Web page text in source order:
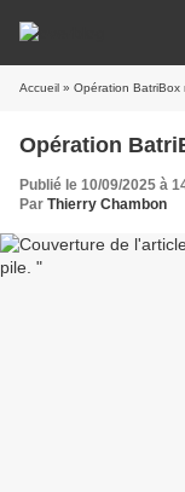
Accueil » Opération BatriBox
Opération
Publié le 10/09/2025 à
Par Thierry Chambon